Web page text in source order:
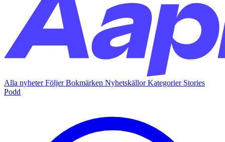
Alla nyheterFöljerBokmärken NyhetskällorKategorier Stories
Podd